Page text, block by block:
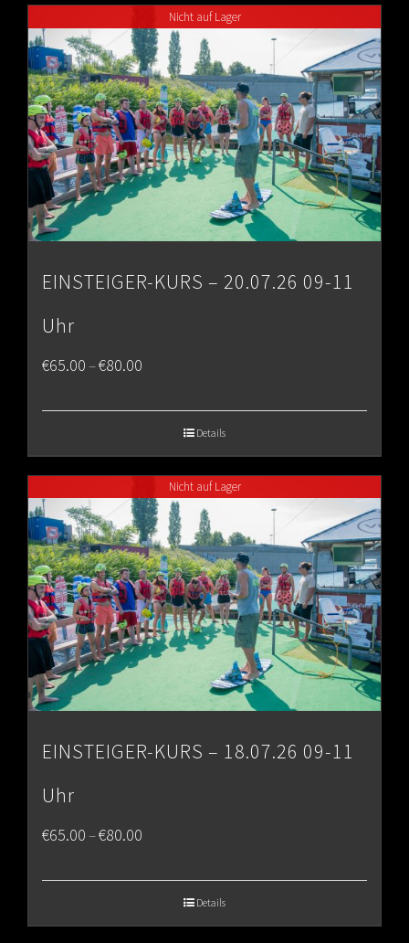
Nicht auf Lager
EINSTEIGER-KURS – 20.07.26 09-11
Uhr
€65.00–€80.00
€80.00
Details
Nicht auf Lager
EINSTEIGER-KURS – 18.07.26 09-11
Uhr
€65.00–€80.00
Details